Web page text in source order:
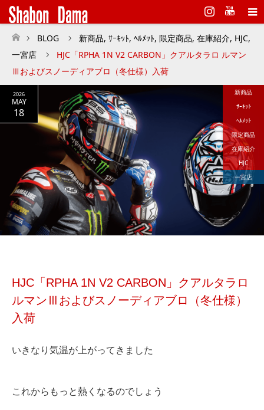
Instagram
ホーム
BLOG 新商品, ｻｰｷｯﾄ, ﾍﾙﾒｯﾄ, 限定商品, 在庫紹介, HJC,
一宮店
HJC「RPHA 1N V2 CARBON」クアルタラロ ルマン
Ⅲおよびスノーディアブロ（冬仕様）入荷
2026
MAY
18
新商品
ｻｰｷｯﾄ
ﾍﾙﾒｯﾄ
限定商品
在庫紹介
HJC
一宮店
HJC「RPHA 1N V2 CARBON」クアルタラロ
ルマンⅢおよびスノーディアブロ（冬仕様）
入荷
いきなり気温が上がってきました
これからもっと熱くなるのでしょう